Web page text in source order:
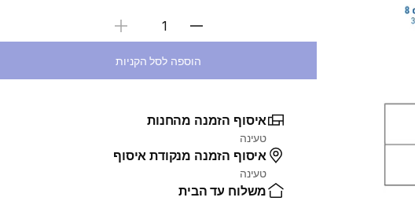
בחירת כמות
הוספה לסל הקניות
איסוף הזמנה מהחנות
טעינה
איסוף הזמנה מנקודת איסוף
טעינה
משלוח עד הבית